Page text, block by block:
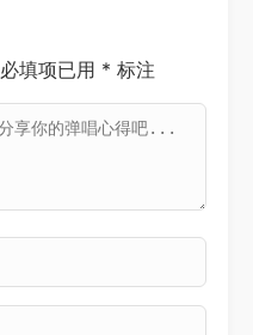
必填项已用 * 标注